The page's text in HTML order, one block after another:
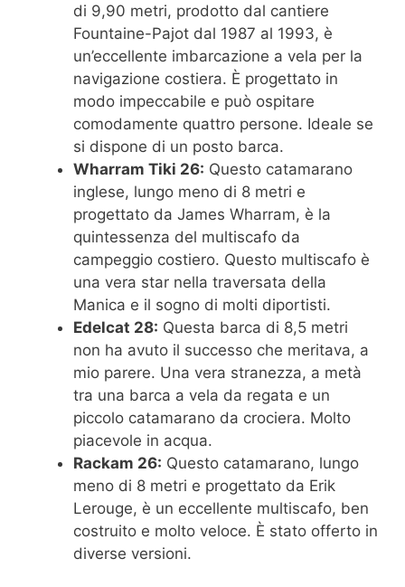
di 9,90 metri, prodotto dal cantiere
Fountaine-Pajot dal 1987 al 1993, è
un’eccellente imbarcazione a vela per la
navigazione costiera. È progettato in
modo impeccabile e può ospitare
comodamente quattro persone. Ideale se
si dispone di un posto barca.
Wharram Tiki 26: Questo catamarano
inglese, lungo meno di 8 metri e
progettato da James Wharram, è la
quintessenza del multiscafo da
campeggio costiero. Questo multiscafo è
una vera star nella traversata della
Manica e il sogno di molti diportisti.
Edelcat 28: Questa barca di 8,5 metri
non ha avuto il successo che meritava, a
mio parere. Una vera stranezza, a metà
tra una barca a vela da regata e un
piccolo catamarano da crociera. Molto
piacevole in acqua.
Rackam 26: Questo catamarano, lungo
meno di 8 metri e progettato da Erik
Lerouge, è un eccellente multiscafo, ben
costruito e molto veloce. È stato offerto in
diverse versioni.